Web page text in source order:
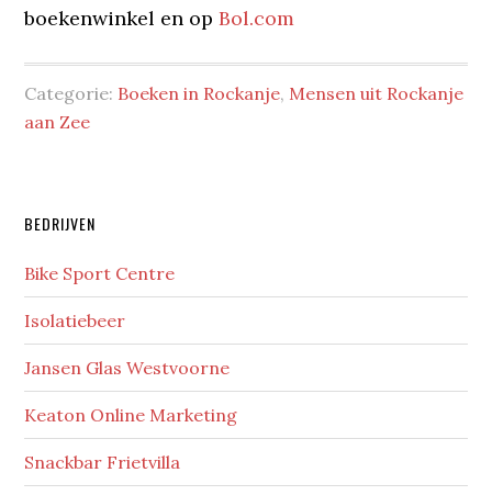
boekenwinkel en opBol.com
Categorie: Boeken in Rockanje, Mensen uit Rockanje
aan Zee
Primaire
Sidebar
BEDRIJVEN
Bike Sport Centre
Isolatiebeer
Jansen Glas Westvoorne
Keaton Online Marketing
Snackbar Frietvilla